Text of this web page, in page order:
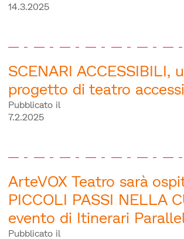
14.3.2025
SCENARI ACCESSIBILI,
progetto di teatro
Pubblicato il
7.2.2025
ArteVOX Teatro sarà
PICCOLI PASSI NELLA
evento di Itinerari
Pubblicato il